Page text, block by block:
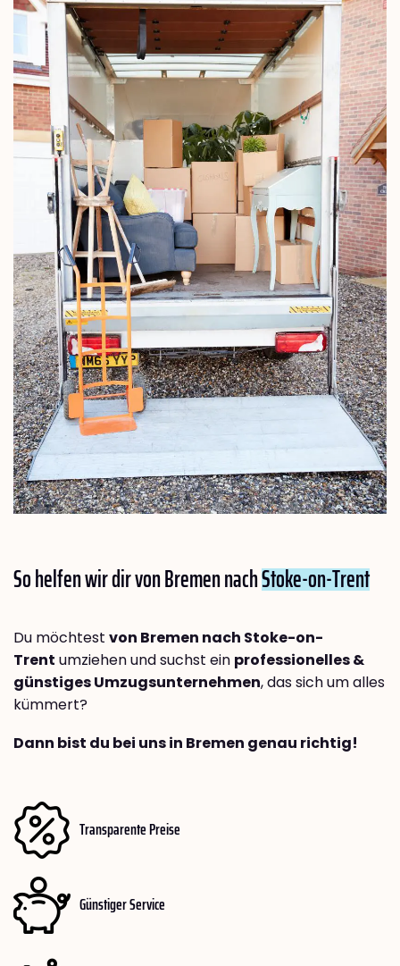
So helfen wir dir von Bremen nachStoke-on-Trent
Du möchtest von Bremen nach Stoke-on-
Trent umziehen und suchst ein professionelles &
günstiges Umzugsunternehmen, das sich um alles
kümmert?
Dann bist du bei uns in Bremen genau richtig!
Transparente Preise
Günstiger Service